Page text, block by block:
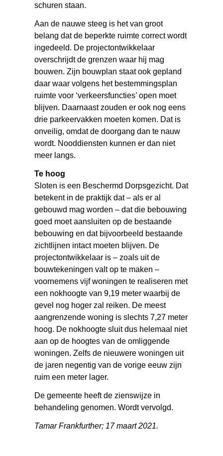
schuren staan.
Aan de nauwe steeg is het van groot
belang dat de beperkte ruimte correct wordt
ingedeeld. De projectontwikkelaar
overschrijdt de grenzen waar hij mag
bouwen. Zijn bouwplan staat ook gepland
daar waar volgens het bestemmingsplan
ruimte voor ‘verkeersfuncties’ open moet
blijven. Daarnaast zouden er ook nog eens
drie parkeervakken moeten komen. Dat is
onveilig, omdat de doorgang dan te nauw
wordt. Nooddiensten kunnen er dan niet
meer langs.
Te hoog
Sloten is een Beschermd Dorpsgezicht. Dat
betekent in de praktijk dat – als er al
gebouwd mag worden – dat die bebouwing
goed moet aansluiten op de bestaande
bebouwing en dat bijvoorbeeld bestaande
zichtlijnen intact moeten blijven. De
projectontwikkelaar is – zoals uit de
bouwtekeningen valt op te maken –
voornemens vijf woningen te realiseren met
een nokhoogte van 9,19 meter waarbij de
gevel nog hoger zal reiken. De meest
aangrenzende woning is slechts 7,27 meter
hoog. De nokhoogte sluit dus helemaal niet
aan op de hoogtes van de omliggende
woningen. Zelfs de nieuwere woningen uit
de jaren negentig van de vorige eeuw zijn
ruim een meter lager.
De gemeente heeft de zienswijze in
behandeling genomen. Wordt vervolgd.
Tamar Frankfurther; 17 maart 2021.